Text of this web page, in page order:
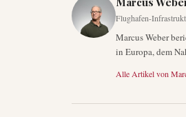
Flughafen-
Marcus Weber
in Europa, dem
Alle Artikel von